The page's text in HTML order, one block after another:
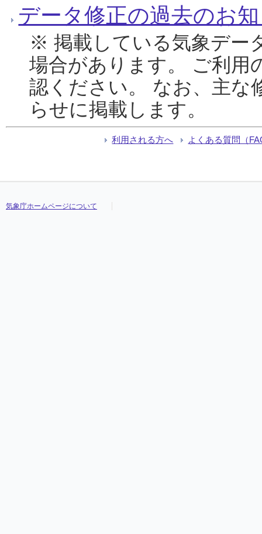
データ修正の過去のお
※ 掲載している気象デー
場合があります。 ご利用
認ください。 なお、主な
らせに掲載します。
利用される方へ よくある質問（
気象庁ホームページについて